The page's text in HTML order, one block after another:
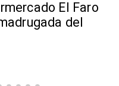
El Faro
del